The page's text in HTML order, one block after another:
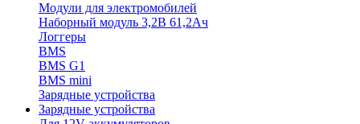
Модули для электромобилей
Наборный модуль 3,2В 61,2Ач
Логгеры
BMS
BMS G1
BMS mini
Зарядные устройства
Зарядные устройства